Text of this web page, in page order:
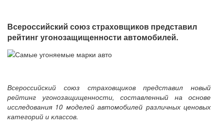
Всероссийский союз страховщиков представил
рейтинг угонозащищенности автомобилей.
Всероссийский союз страховщиков представил новый
рейтинг угонозащищенности, составленный на основе
исследования 10 моделей автомобилей различных ценовых
категорий и классов.